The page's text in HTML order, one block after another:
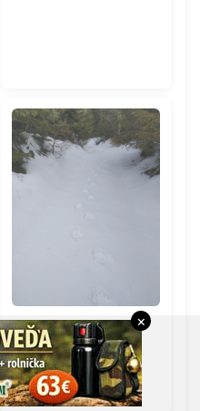
Pod hoľou
Autor:pluha
Počet hlasov: 8
posledný: 28.2.2026 17:34
Počet komentárov: 0
Zobrazené dnes:
0
×